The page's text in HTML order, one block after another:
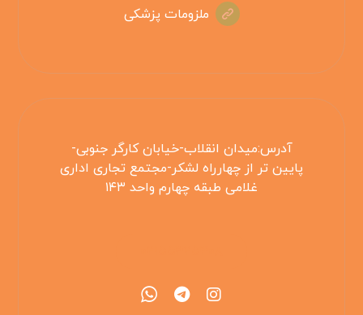
ملزومات پزشکی
آدرس:میدان انقلاب-خیابان کارگر جنوبی-
پایین تر از چهارراه لشکر-مجتمع تجاری اداری
غلامی طبقه چهارم واحد ۱۴۳